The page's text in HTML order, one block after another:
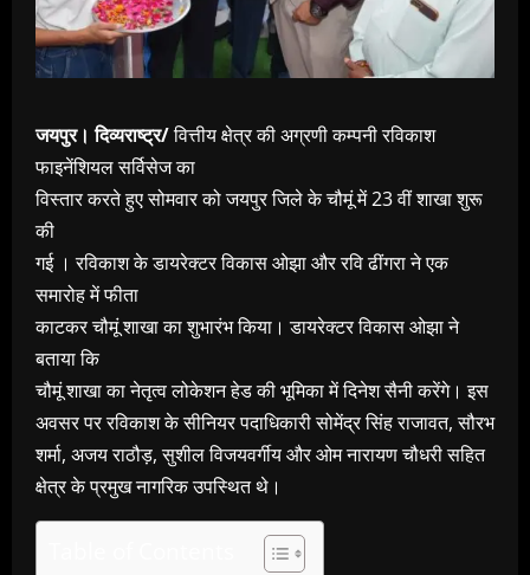
जयपुर। दिव्यराष्ट्र/वित्तीय क्षेत्र की अग्रणी कम्पनी रविकाश
फाइनेंशियल सर्विसेज का
विस्तार करते हुए सोमवार को जयपुर जिले के चौमूं में 23 वीं शाखा शुरू
की
गई । रविकाश के डायरेक्टर विकास ओझा और रवि ढींगरा ने एक
समारोह में फीता
काटकर चौमूं शाखा का शुभारंभ किया। डायरेक्टर विकास ओझा ने
बताया कि
चौमूं शाखा का नेतृत्व लोकेशन हेड की भूमिका में दिनेश सैनी करेंगे। इस
अवसर पर रविकाश के सीनियर पदाधिकारी सोमेंद्र सिंह राजावत, सौरभ
शर्मा, अजय राठौड़, सुशील विजयवर्गीय और ओम नारायण चौधरी सहित
क्षेत्र के प्रमुख नागरिक उपस्थित थे।